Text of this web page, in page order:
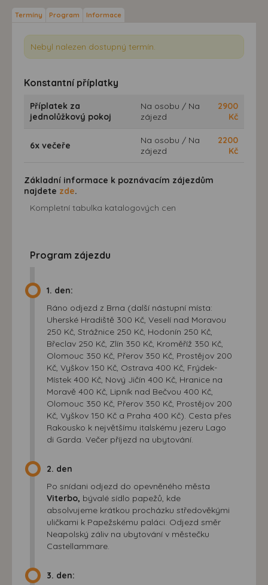
Termíny Program Informace
Nebyl nalezen dostupný termín.
Konstantní příplatky
Příplatek za
jednolůžkový pokoj
Na osobu / Na
zájezd
2900
Kč
6x večeře
Na osobu / Na
zájezd
2200
Kč
Základní informace k poznávacím zájezdům
najdete zde.
Kompletní tabulka katalogových cen
Program zájezdu
1. den:
Ráno odjezd z Brna (další nástupní místa:
Uherské Hradiště 300 Kč, Veselí nad Moravou
250 Kč, Strážnice 250 Kč, Hodonín 250 Kč,
Břeclav 250 Kč, Zlín 350 Kč, Kroměříž 350 Kč,
Olomouc 350 Kč, Přerov 350 Kč, Prostějov 200
Kč, Vyškov 150 Kč, Ostrava 400 Kč, Frýdek-
Místek 400 Kč, Nový Jičín 400 Kč, Hranice na
Moravě 400 Kč, Lipník nad Bečvou 400 Kč,
Olomouc 350 Kč, Přerov 350 Kč, Prostějov 200
Kč, Vyškov 150 Kč a Praha 400 Kč). Cesta přes
Rakousko k největšímu italskému jezeru Lago
di Garda. Večer příjezd na ubytování.
2. den
Po snídani odjezd do opevněného města
Viterbo, bývalé sídlo papežů, kde
absolvujeme krátkou procházku středověkými
uličkami k Papežskému paláci. Odjezd směr
Neapolský záliv na ubytování v městečku
Castellammare.
3. den: